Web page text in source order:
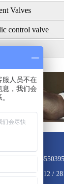
Valves
control valve
85503155 /
0755-28177912 /
服人员不在
息，我们会